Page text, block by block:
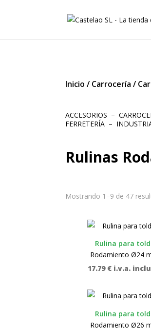
Inicio / Carrocería /
ACCESORIOS –
FERRETERÍA –
Rulinas
Mostrando 1–9 de 47
Rulina para
Rodamiento Ø24
17.79 € i.v.a.
Rulina para
Rodamiento Ø26